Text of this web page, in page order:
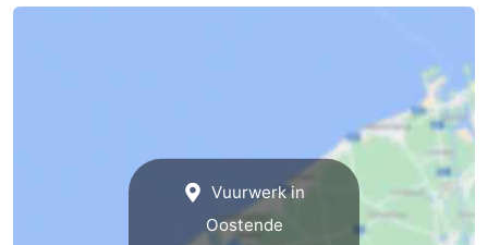
Vuurwerk in
Oostende